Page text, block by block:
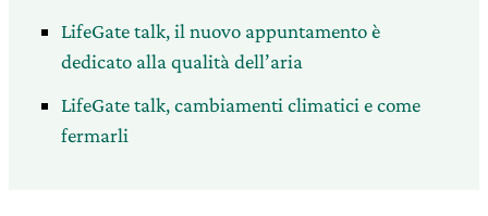
LifeGate talk, il nuovo appuntamento è
dedicato alla qualità dell’aria
LifeGate talk, cambiamenti climatici e come
fermarli